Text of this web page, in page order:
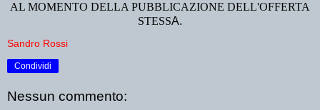
AL MOMENTO DELLA PUBBLICAZIONE DELL'OFFERTA
STESSA.
Sandro Rossi
Condividi
Nessun commento: